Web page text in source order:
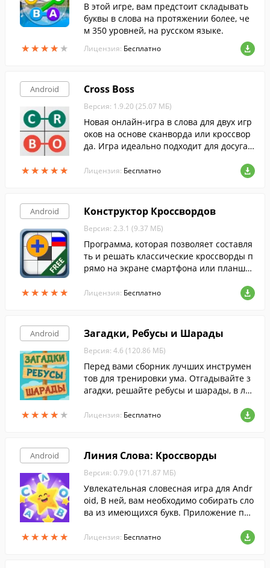
★★★★ ★
★★★★ ★
В этой игре, вам предстоит складывать
буквы в слова на протяжении более, че
м 350 уровней, на русском языке.
Лицензия: Бесплатно
Android
★★★★★
★★★★★
Cross Boss
Версия: 1.9.20 (25.07 МБ)
Новая онлайн-игра в слова для двух игр
оков на основе сканворда или кроссвор
да. Игра идеально подходит для досуга а
вызов кому-нибудь уже сегодня!
Лицензия: Бесплатно
Android
★★★★★
★★★★★
Конструктор Кроссвордов
Версия: 2.3.1 (9.37 МБ)
Программа, которая позволяет составля
ть и решать классические кроссворды п
рямо на экране смартфона или планшет
Лицензия: Бесплатно
Android
★★★★ ★
★★★★ ★
Загадки, Ребусы и Шарады
Версия: 4.6 (120.86 МБ)
Перед вами сборник лучших инструмен
тов для тренировки ума. Отгадывайте з
агадки, решайте ребусы и шарады, в лю
бесплатно.
Лицензия: Бесплатно
Android
★★★★★
★★★★★
Линия Слова: Кроссворды
Версия: 0.79.0 (171.87 МБ)
Увлекательная словесная игра для Andr
oid, В ней, вам необходимо собирать сло
ва из имеющихся букв. Приложение пом
амять и повысить словарный запас.
Лицензия: Бесплатно